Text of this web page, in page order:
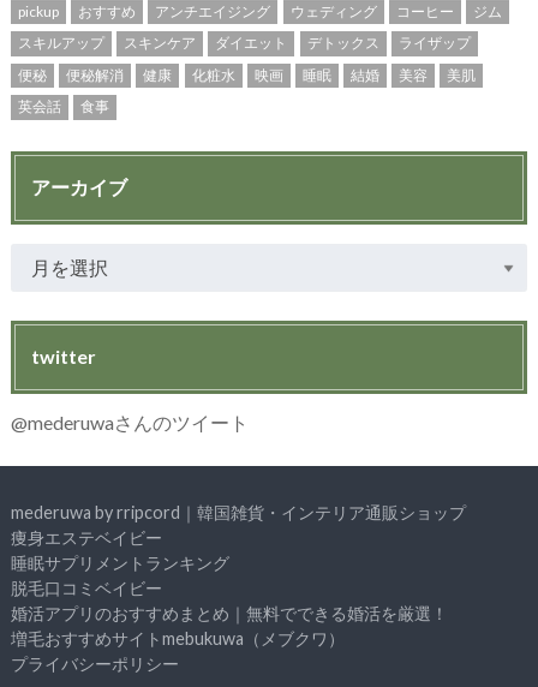
pickup おすすめ アンチエイジング ウェディング コーヒー
ジム
スキルアップ
スキンケア ダイエット デトックス
ライザップ
便秘
便秘解消 健康 化粧水 映画 睡眠 結婚 美容
美肌
英会話
食事
アーカイブ
twitter
@mederuwaさんのツイート
mederuwa by rripcord｜韓国雑貨・インテリア通販ショップ
痩身エステベイビー
睡眠サプリメントランキング
脱毛口コミベイビー
婚活アプリのおすすめまとめ｜無料でできる婚活を厳選！
増毛おすすめサイトmebukuwa（メブクワ）
プライバシーポリシー